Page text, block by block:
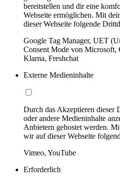
bereitstellen und dir eine
Webseite ermöglichen. Mit
dieser Webseite folgende
Google Tag Manager, UET
Consent Mode von Microsoft,
Klarna, Freshchat
Externe Medieninhalte
Durch das Akzeptieren dieser
oder andere Medieninhalte
Anbietern gehostet werden.
wir auf dieser Webseite
Vimeo, YouTube
Erforderlich